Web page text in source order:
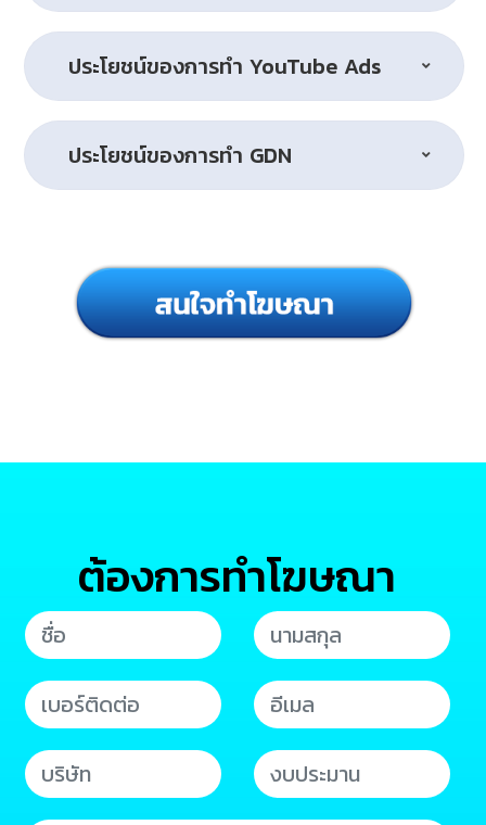
ประโยชน์ของการทำ YouTube Ads
ประโยชน์ของการทำ GDN
ต้องการทำโฆษณา